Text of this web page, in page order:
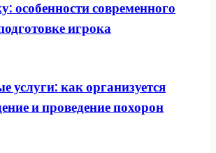
особенности современного
игрока
услуги: как организуется
и проведение похорон